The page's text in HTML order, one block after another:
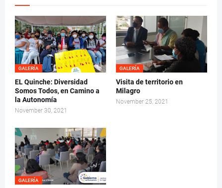
GALERÍA
EL Quinche: Diversidad
Somos Todos, en Camino a
la Autonomía
November 30, 2021
GALERÍA
Visita de territorio en
Milagro
November 25, 2021
GALERÍA